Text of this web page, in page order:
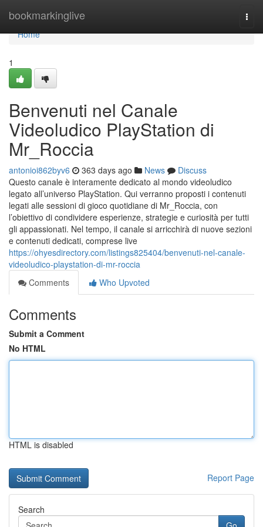
bookmarkinglive
Home
Home
1
Benvenuti nel Canale
Videoludico PlayStation di
Mr_Roccia
antonioi862byv6 363 days ago News
Discuss
Questo canale è interamente dedicato al mondo videoludico
legato all’universo PlayStation. Qui verranno proposti i contenuti
legati alle sessioni di gioco quotidiane di Mr_Roccia, con
l’obiettivo di condividere esperienze, strategie e curiosità per tutti
gli appassionati. Nel tempo, il canale si arricchirà di nuove sezioni
e contenuti dedicati, comprese live
https://ohyesdirectory.com/listings825404/benvenuti-nel-canale-
videoludico-playstation-di-mr-roccia
Comments
Who Upvoted
Comments
Submit a Comment
No HTML
HTML is disabled
Report Page
Search